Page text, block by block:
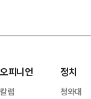
오피니언
칼럼
정치
청와대